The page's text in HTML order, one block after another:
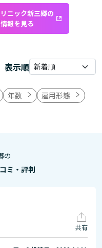
ニック新三郷の
報を見る
表示順
年数 雇用形態
の
ミ・評判
共有